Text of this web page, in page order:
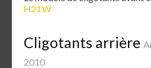
H21W
Cligotants arrière
2010